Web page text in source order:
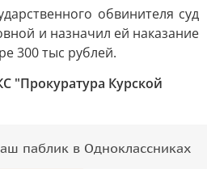
обвинителя суд
и назначил ей наказание
300 тыс рублей.
"Прокуратура Курской
паблик в Одноклассниках